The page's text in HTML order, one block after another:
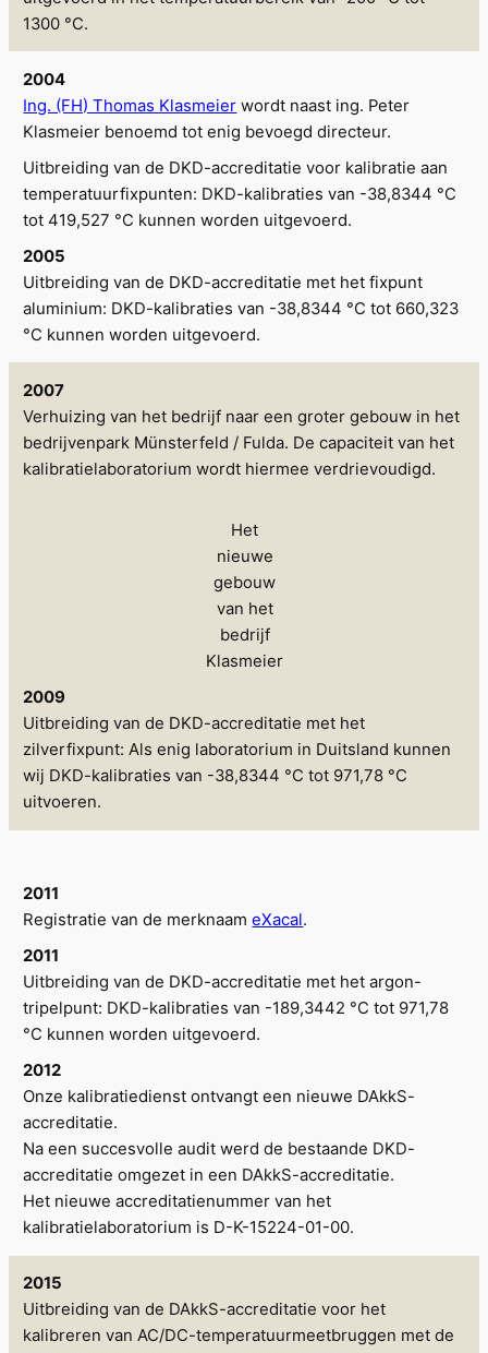
1300 °C.
2004
Ing. (FH) Thomas Klasmeier wordt naast ing. Peter
Klasmeier benoemd tot enig bevoegd directeur.
Uitbreiding van de DKD-accreditatie voor kalibratie aan
temperatuurfixpunten: DKD-kalibraties van -38,8344 °C
tot 419,527 °C kunnen worden uitgevoerd.
2005
Uitbreiding van de DKD-accreditatie met het fixpunt
aluminium: DKD-kalibraties van -38,8344 °C tot 660,323
°C kunnen worden uitgevoerd.
2007
Verhuizing van het bedrijf naar een groter gebouw in het
bedrijvenpark Münsterfeld / Fulda. De capaciteit van het
kalibratielaboratorium wordt hiermee verdrievoudigd.
Het
nieuwe
gebouw
van het
bedrijf
Klasmeier
2009
Uitbreiding van de DKD-accreditatie met het
zilverfixpunt: Als enig laboratorium in Duitsland kunnen
wij DKD-kalibraties van -38,8344 °C tot 971,78 °C
uitvoeren.
2011
Registratie van de merknaameXacal.
2011
Uitbreiding van de DKD-accreditatie met het argon-
tripelpunt: DKD-kalibraties van -189,3442 °C tot 971,78
°C kunnen worden uitgevoerd.
2012
Onze kalibratiedienst ontvangt een nieuwe DAkkS-
accreditatie.
Na een succesvolle audit werd de bestaande DKD-
accreditatie omgezet in een DAkkS-accreditatie.
Het nieuwe accreditatienummer van het
kalibratielaboratorium is D-K-15224-01-00.
2015
Uitbreiding van de DAkkS-accreditatie voor het
kalibreren van AC/DC-temperatuurmeetbruggen met de